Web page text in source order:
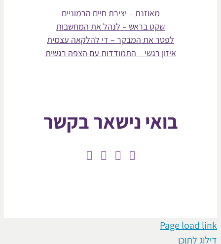
מאוזנת – יצירת חיים הרמוניים
שקט בראש – לנהל את המחשבות
לפטר את המבקר – די להלקאה עצמית
איזון רגשי – התמודדות עם הצפה רגשית
בואי נישאר בקשר
Page